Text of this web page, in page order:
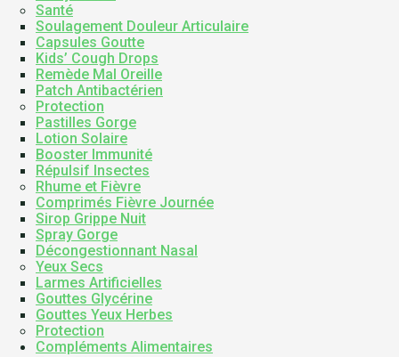
Santé
Soulagement Douleur Articulaire
Capsules Goutte
Kids’ Cough Drops
Remède Mal Oreille
Patch Antibactérien
Protection
Pastilles Gorge
Lotion Solaire
Booster Immunité
Répulsif Insectes
Rhume et Fièvre
Comprimés Fièvre Journée
Sirop Grippe Nuit
Spray Gorge
Décongestionnant Nasal
Yeux Secs
Larmes Artificielles
Gouttes Glycérine
Gouttes Yeux Herbes
Protection
Compléments Alimentaires